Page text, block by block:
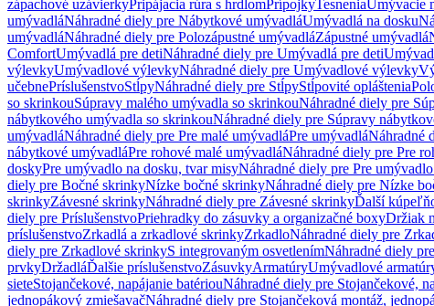
zápachové uzávierkyPripájacia rúra s hrdlomPrípojkyTesneniaUmývacie
umývadláNáhradné diely pre Nábytkové umývadláUmývadlá na dosku
umývadláNáhradné diely pre Polozápustné umývadláZápustné umývadlá
ComfortUmývadlá pre detiNáhradné diely pre Umývadlá pre deti
výlevkyUmývadlové výlevkyNáhradné diely pre Umývadlové výlevky
učebnePríslušenstvoStĺpyNáhradné diely pre StĺpyStĺpovité opláštenia
so skrinkouSúpravy malého umývadla so skrinkouNáhradné diely pre
nábytkového umývadla so skrinkouNáhradné diely pre Súpravy
umývadláNáhradné diely pre Pre malé umývadláPre umývadláNáhradné
nábytkové umývadláPre rohové malé umývadláNáhradné diely pre Pre
doskyPre umývadlo na dosku, tvar misyNáhradné diely pre Pre
diely pre Bočné skrinkyNízke bočné skrinkyNáhradné diely pre Nízke
skrinkyZávesné skrinkyNáhradné diely pre Závesné skrinkyĎalší
diely pre PríslušenstvoPriehradky do zásuvky a organizačné boxyDržiak
príslušenstvoZrkadlá a zrkadlové skrinkyZrkadloNáhradné diely pre
diely pre Zrkadlové skrinkyS integrovaným osvetlenímNáhradné diely
prvkyDržadláĎalšie príslušenstvoZásuvkyArmatúryUmývadlové
sieteStojančekové, napájanie batériouNáhradné diely pre Stojančekové,
jednopákový zmiešavačNáhradné diely pre Stojančeková montáž,